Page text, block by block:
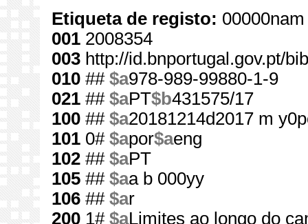
Etiqueta de registo:
0012008354
003http://id.bnportugal.gov.pt/
010## $a978-989-99880-1-9
021## $aPT$b431575/17
100## $a20181214d2017 m
1010# $apor$aeng
102## $aPT
105## $aa b 000yy
106## $ar
2001# $aLimites ao longo do